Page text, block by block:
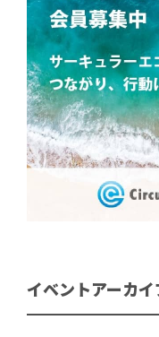
イベントアーカイ